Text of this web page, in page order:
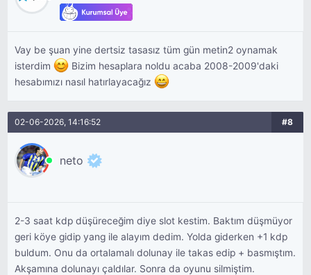
Vay be şuan yine dertsiz tasasız tüm gün metin2 oynamak
isterdim
Bizim hesaplara noldu acaba 2008-2009'daki
hesabımızı nasıl hatırlayacağız
02-06-2026, 14:16:52 #8
neto
2-3 saat kdp düşüreceğim diye slot kestim. Baktım düşmüyor
geri köye gidip yang ile alayım dedim. Yolda giderken +1 kdp
buldum. Onu da ortalamalı dolunay ile takas edip + basmıştım.
Akşamına dolunayı çaldılar. Sonra da oyunu silmiştim.